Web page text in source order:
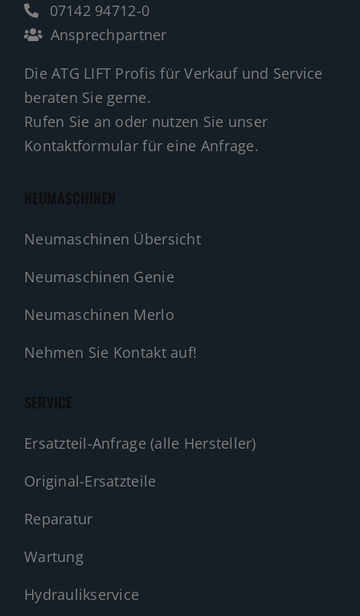
07142 94712-0
Ansprechpartner
Die ATG LIFT Profis für Verkauf und Service
beraten Sie gerne.
Rufen Sie an oder nutzen Sie unser
Kontaktformular für eine Anfrage.
NEUMASCHINEN
Neumaschinen Übersicht
Neumaschinen Genie
Neumaschinen Merlo
Nehmen Sie Kontakt auf!
SERVICE
Ersatzteil-Anfrage (alle Hersteller)
Original-Ersatzteile
Reparatur
Wartung
Hydraulikservice